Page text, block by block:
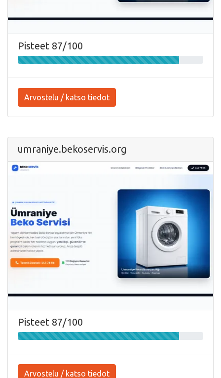
Pisteet 87/100
Arvostelu / katso tiedot
umraniye.bekoservis.org
Pisteet 87/100
Arvostelu / katso tiedot